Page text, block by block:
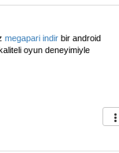
megapari indir bir android
oyun deneyimiyle